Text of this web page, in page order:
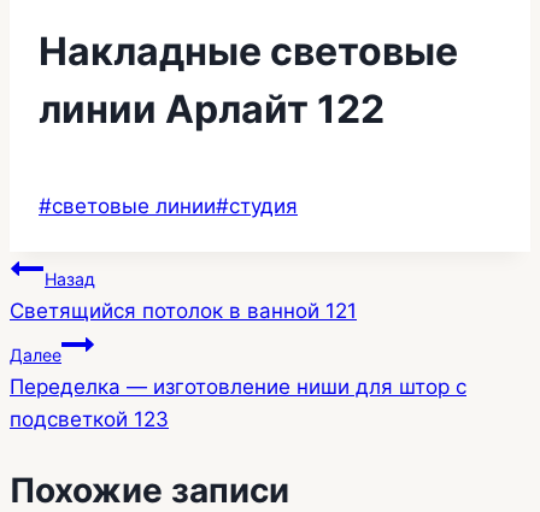
Накладные световые
линии Арлайт 122
Метки
#световые линии#студия
Навигация
по
записям
Назад
Светящийся потолок в ванной 121
Далее
Переделка — изготовление ниши для штор с
подсветкой 123
Похожие записи